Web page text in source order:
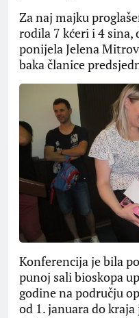
Za naj majku
rodila 7 kćeri i 4
ponijela Jelena
baka članice
Konferencija je bila
punoj sali bioskopa
godine na području
od 1. januara do